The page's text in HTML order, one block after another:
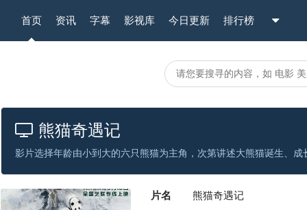
首页 资讯 字幕 影视库 今日更新 排行榜
熊猫奇遇记
片名
熊猫奇遇记